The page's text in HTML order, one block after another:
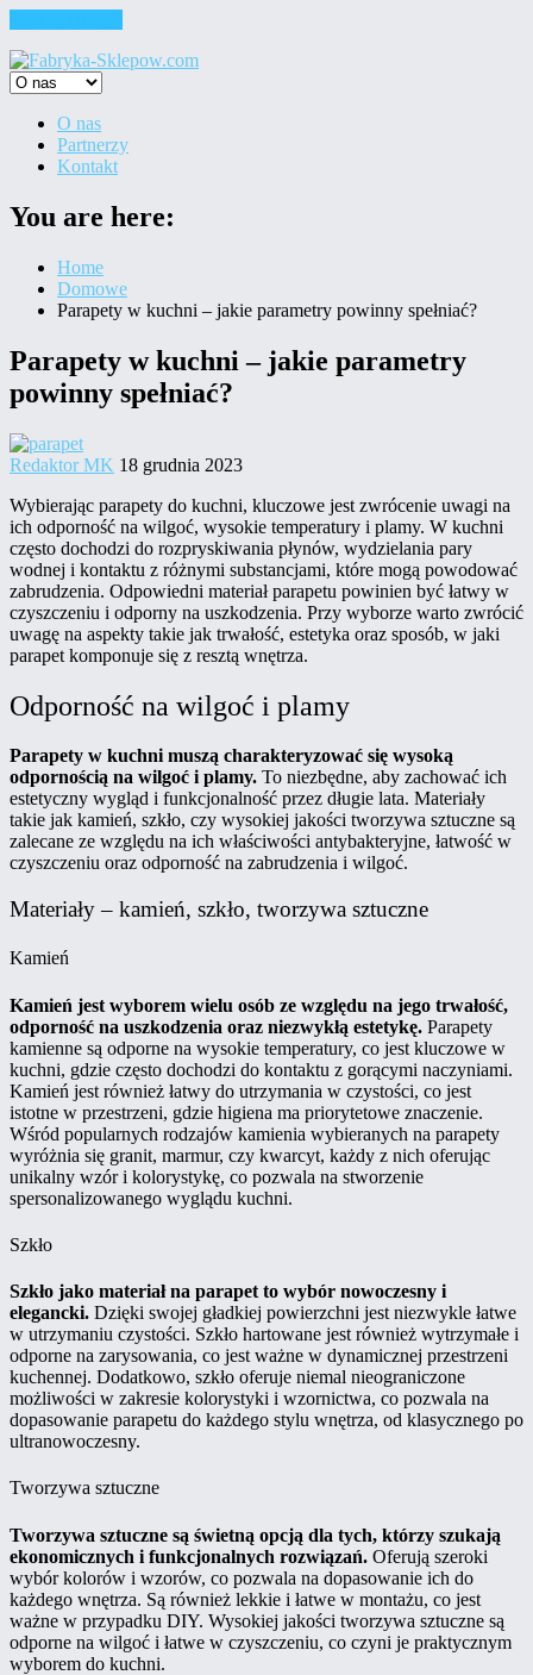
O nas
Partnerzy
Kontakt
You are here:
Home
Domowe
Parapety w kuchni – jakie parametry powinny spełniać?
Parapety w kuchni – jakie parametry
powinny spełniać?
Redaktor MK 18 grudnia 2023
Wybierając parapety do kuchni, kluczowe jest zwrócenie uwagi na
ich odporność na wilgoć, wysokie temperatury i plamy. W kuchni
często dochodzi do rozpryskiwania płynów, wydzielania pary
wodnej i kontaktu z różnymi substancjami, które mogą powodować
zabrudzenia. Odpowiedni materiał parapetu powinien być łatwy w
czyszczeniu i odporny na uszkodzenia. Przy wyborze warto zwrócić
uwagę na aspekty takie jak trwałość, estetyka oraz sposób, w jaki
parapet komponuje się z resztą wnętrza.
Odporność na wilgoć i plamy
Parapety w kuchni muszą charakteryzować się wysoką
odpornością na wilgoć i plamy. To niezbędne, aby zachować ich
estetyczny wygląd i funkcjonalność przez długie lata. Materiały
takie jak kamień, szkło, czy wysokiej jakości tworzywa sztuczne są
zalecane ze względu na ich właściwości antybakteryjne, łatwość w
czyszczeniu oraz odporność na zabrudzenia i wilgoć.
Materiały – kamień, szkło, tworzywa sztuczne
Kamień
Kamień jest wyborem wielu osób ze względu na jego trwałość,
odporność na uszkodzenia oraz niezwykłą estetykę. Parapety
kamienne są odporne na wysokie temperatury, co jest kluczowe w
kuchni, gdzie często dochodzi do kontaktu z gorącymi naczyniami.
Kamień jest również łatwy do utrzymania w czystości, co jest
istotne w przestrzeni, gdzie higiena ma priorytetowe znaczenie.
Wśród popularnych rodzajów kamienia wybieranych na parapety
wyróżnia się granit, marmur, czy kwarcyt, każdy z nich oferując
unikalny wzór i kolorystykę, co pozwala na stworzenie
spersonalizowanego wyglądu kuchni.
Szkło
Szkło jako materiał na parapet to wybór nowoczesny i
elegancki. Dzięki swojej gładkiej powierzchni jest niezwykle łatwe
w utrzymaniu czystości. Szkło hartowane jest również wytrzymałe i
odporne na zarysowania, co jest ważne w dynamicznej przestrzeni
kuchennej. Dodatkowo, szkło oferuje niemal nieograniczone
możliwości w zakresie kolorystyki i wzornictwa, co pozwala na
dopasowanie parapetu do każdego stylu wnętrza, od klasycznego po
ultranowoczesny.
Tworzywa sztuczne
Tworzywa sztuczne są świetną opcją dla tych, którzy szukają
ekonomicznych i funkcjonalnych rozwiązań. Oferują szeroki
wybór kolorów i wzorów, co pozwala na dopasowanie ich do
każdego wnętrza. Są również lekkie i łatwe w montażu, co jest
ważne w przypadku DIY. Wysokiej jakości tworzywa sztuczne są
odporne na wilgoć i łatwe w czyszczeniu, co czyni je praktycznym
wyborem do kuchni.